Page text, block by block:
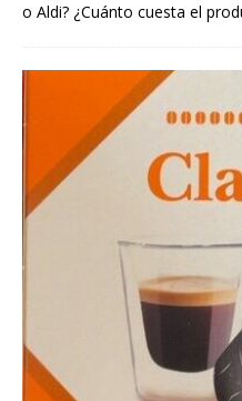
o Aldi? ¿Cuánto cuesta el